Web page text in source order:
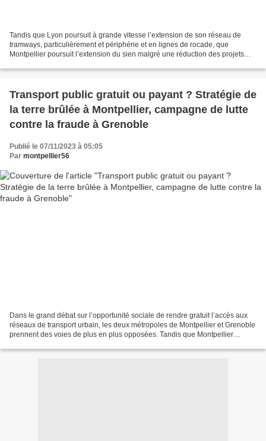
Tandis que Lyon poursuit à grande vitesse l’extension de son réseau de
tramways, particulièrement et périphérie et en lignes de rocade, que
Montpellier poursuit l’extension du sien malgré une réduction des projets
Transport public gratuit ou payant ? Stratégie de
la terre brûlée à Montpellier, campagne de lutte
contre la fraude à Grenoble
Publié le 07/11/2023 à 05:05
Par montpellier56
Dans le grand débat sur l’opportunité sociale de rendre gratuit l’accès aux
réseaux de transport urbain, les deux métropoles de Montpellier et Grenoble
prennent des voies de plus en plus opposées. Tandis que Montpellier